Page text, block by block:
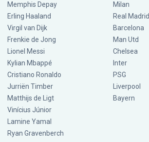
Memphis Depay
Erling Haaland
Virgil van Dijk
Frenkie de Jong
Lionel Messi
Kylian Mbappé
Cristiano Ronaldo
Jurriën Timber
Matthijs de Ligt
Vinícius Júnior
Lamine Yamal
Ryan Gravenberch
Milan
Real Madrid
Barcelona
Man Utd
Chelsea
Inter
PSG
Liverpool
Bayern